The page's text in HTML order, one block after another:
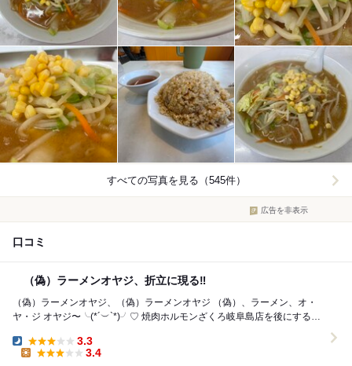
すべての写真を見る（545件）
広告を非表示
口コミ
（偽）ラーメンオヤジ、折立に現る‼︎
（偽）ラーメンオヤジ、（偽）ラーメンオヤジ （偽）、ラーメン、オ・
ヤ・ジ オヤジ〜╰(*´︶`*)╯♡ 焼肉ホルモンざくろ岐阜島店を後にすると
Dinner:
3.3
3.4